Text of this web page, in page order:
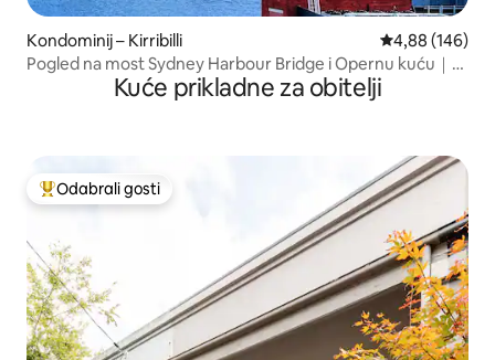
Kondominij – Kirribilli Prosječna
4,88 (146)
Pogled na most Sydney Harbour Bridge i Opernu kuću｜1
Kuće prikladne za obitelji
Među najviše rangiranima s oznakom „Odabrali gosti”
Odabrali gosti